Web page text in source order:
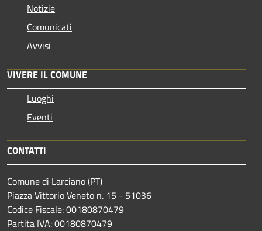
Notizie
Comunicati
Avvisi
VIVERE IL COMUNE
Luoghi
Eventi
CONTATTI
Comune di Larciano (PT)
Piazza Vittorio Veneto n. 15 - 51036
Codice Fiscale: 00180870479
Partita IVA: 00180870479